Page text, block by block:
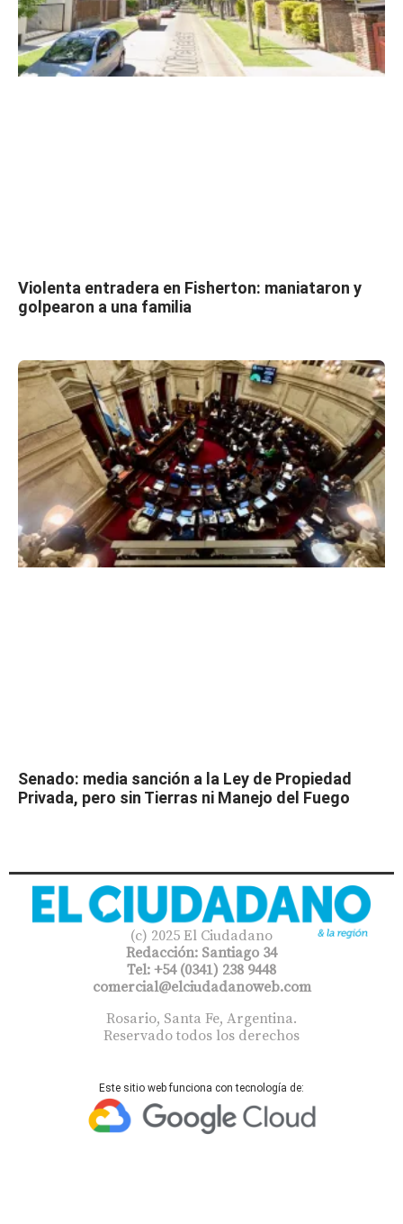
Violenta entradera en Fisherton: maniataron y
golpearon a una familia
Senado: media sanción a la Ley de Propiedad
Privada, pero sin Tierras ni Manejo del Fuego
(c) 2025 El Ciudadano
Redacción: Santiago 34
Tel: +54 (0341) 238 9448
comercial@elciudadanoweb.com​
Rosario, Santa Fe, Argentina.
Reservado todos los derechos
Este sitio web funciona con tecnología de: